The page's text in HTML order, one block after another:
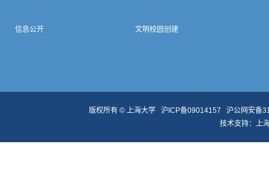
信息公开 文明校园创建
版权所有 © 上海大学 沪ICP备09014157
沪公网安备
技术支持：上